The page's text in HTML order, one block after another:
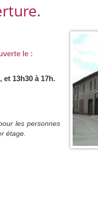
le :
et 13h30 à 17h.
les personnes
étage.